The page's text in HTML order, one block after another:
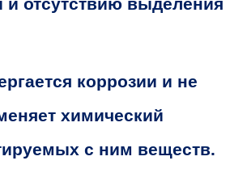
коррозии и не
химический
с ним веществ.